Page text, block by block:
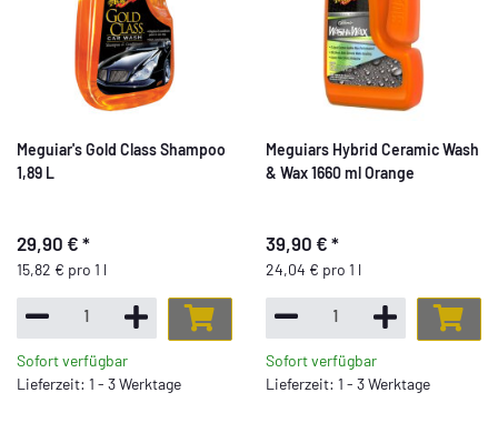
Meguiar's Gold Class Shampoo
1,89 L
29,90 € *
15,82 € pro 1 l
Sofort verfügbar
Lieferzeit: 1 - 3 Werktage
Meguiars Hybrid Ceramic Wash
& Wax 1660 ml Orange
39,90 € *
24,04 € pro 1 l
Sofort verfügbar
Lieferzeit: 1 - 3 Werktage